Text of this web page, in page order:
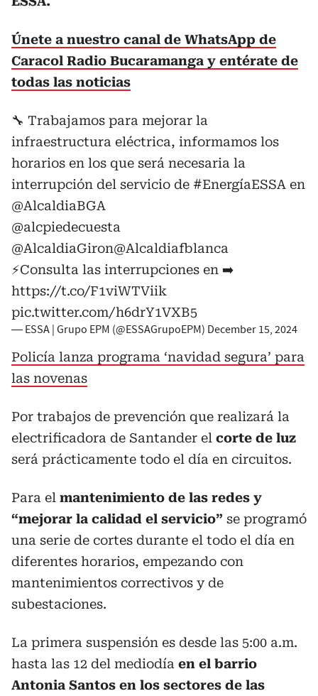
Únete a nuestro canal de WhatsApp de
Caracol Radio Bucaramanga y entérate de
todas las noticias
🔧 Trabajamos para mejorar la
infraestructura eléctrica, informamos los
horarios en los que será necesaria la
interrupción del servicio de #EnergíaESSA en
@AlcaldiaBGA
@alcpiedecuesta
@AlcaldiaGiron@Alcaldiafblanca
⚡️Consulta las interrupciones en ➡️
https://t.co/F1viWTViik
pic.twitter.com/h6drY1VXB5
— ESSA | Grupo EPM (@ESSAGrupoEPM) December 15, 2024
Policía lanza programa ‘navidad segura’ para
las novenas
Por trabajos de prevención que realizará la
electrificadora de Santander el corte de luz
será prácticamente todo el día en circuitos.
Para el mantenimiento de las redes y
“mejorar la calidad el servicio” se programó
una serie de cortes durante el todo el día en
diferentes horarios, empezando con
mantenimientos correctivos y de
subestaciones.
La primera suspensión es desde las 5:00 a.m.
hasta las 12 del mediodía en el barrio
Antonia Santos en los sectores de las